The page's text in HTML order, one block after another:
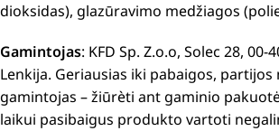
dioksidas), glazūravimo medžiagos
Gamintojas: KFD Sp. Z.o.o, Solec 28, 00-
Lenkija. Geriausias iki pabaigos, partijos
gamintojas – žiūrèti ant gaminio
laikui pasibaigus produkto vartoti